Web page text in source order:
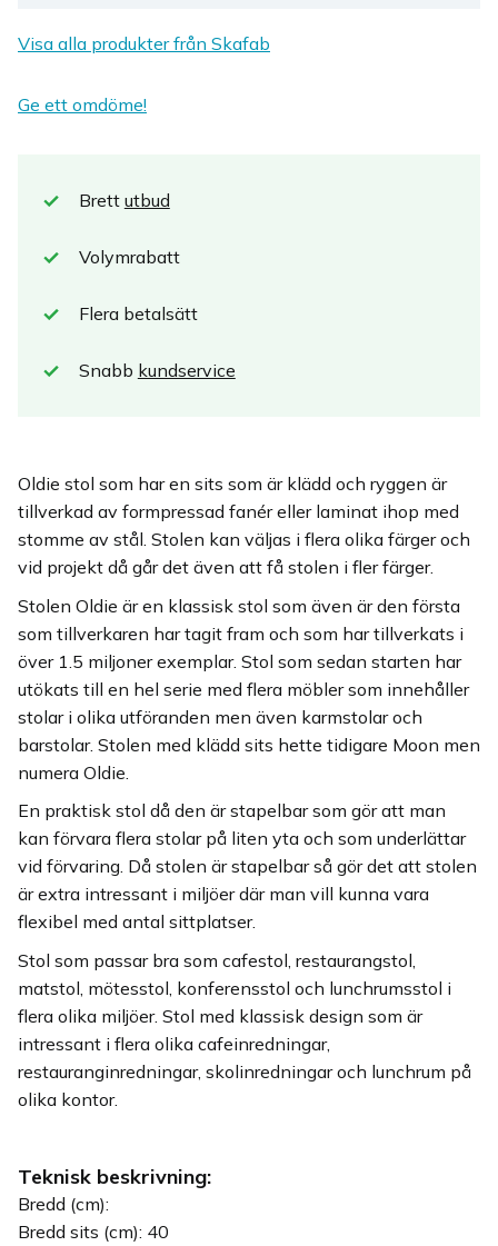
Visa alla produkter från Skafab
Ge ett omdöme!
Brett utbud
Volymrabatt
Flera betalsätt
Snabb kundservice
Oldie stol som har en sits som är klädd och ryggen är
tillverkad av formpressad fanér eller laminat ihop med
stomme av stål. Stolen kan väljas i flera olika färger och
vid projekt då går det även att få stolen i fler färger.
Stolen Oldie är en klassisk stol som även är den första
som tillverkaren har tagit fram och som har tillverkats i
över 1.5 miljoner exemplar. Stol som sedan starten har
utökats till en hel serie med flera möbler som innehåller
stolar i olika utföranden men även karmstolar och
barstolar. Stolen med klädd sits hette tidigare Moon men
numera Oldie.
En praktisk stol då den är stapelbar som gör att man
kan förvara flera stolar på liten yta och som underlättar
vid förvaring. Då stolen är stapelbar så gör det att stolen
är extra intressant i miljöer där man vill kunna vara
flexibel med antal sittplatser.
Stol som passar bra som cafestol, restaurangstol,
matstol, mötesstol, konferensstol och lunchrumsstol i
flera olika miljöer. Stol med klassisk design som är
intressant i flera olika cafeinredningar,
restauranginredningar, skolinredningar och lunchrum på
olika kontor.
Teknisk beskrivning:
Bredd (cm):
Bredd sits (cm): 40